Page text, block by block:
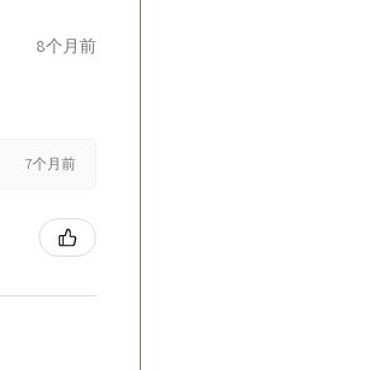
8个月前
7个月前